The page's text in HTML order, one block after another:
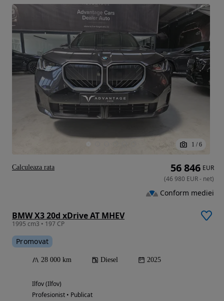
1 / 6
BMW X3 20d xDrive AT MHEV
1995 cm3 • 197 CP
Promovat
28 000 km Diesel 2025
Ilfov (Ilfov)
Profesionist • Publicat
56 846 EUR
(46 980 EUR- net)
Conform mediei
Calculeaza rata